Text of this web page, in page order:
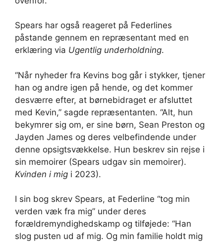
Spears har også reageret på Federlines
påstande gennem en repræsentant med en
erklæring via Ugentlig underholdning.
“Når nyheder fra Kevins bog går i stykker, tjener
han og andre igen på hende, og det kommer
desværre efter, at børnebidraget er afsluttet
med Kevin,” sagde repræsentanten. “Alt, hun
bekymrer sig om, er sine børn, Sean Preston og
Jayden James og deres velbefindende under
denne opsigtsvækkelse. Hun beskrev sin rejse i
sin memoirer (Spears udgav sin memoirer).
Kvinden i mig i 2023).
I sin bog skrev Spears, at Federline “tog min
verden væk fra mig” under deres
forældremyndighedskamp og tilføjede: “Han
slog pusten ud af mig. Og min familie holdt mig